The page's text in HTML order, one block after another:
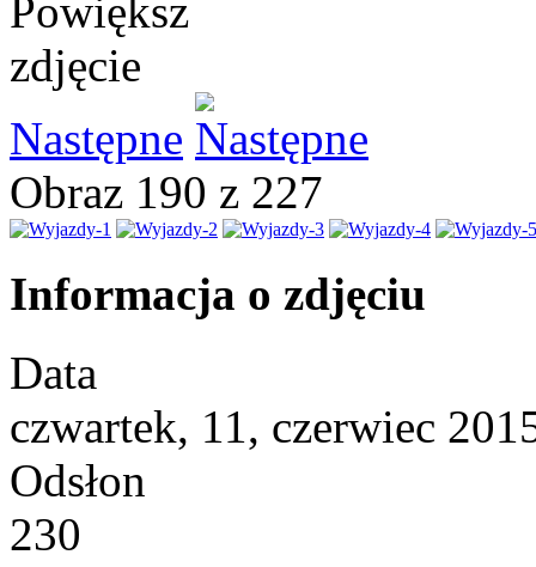
Następne
Obraz 190 z 227
Informacja o zdjęciu
Data
czwartek, 11, czerwiec
Odsłon
230